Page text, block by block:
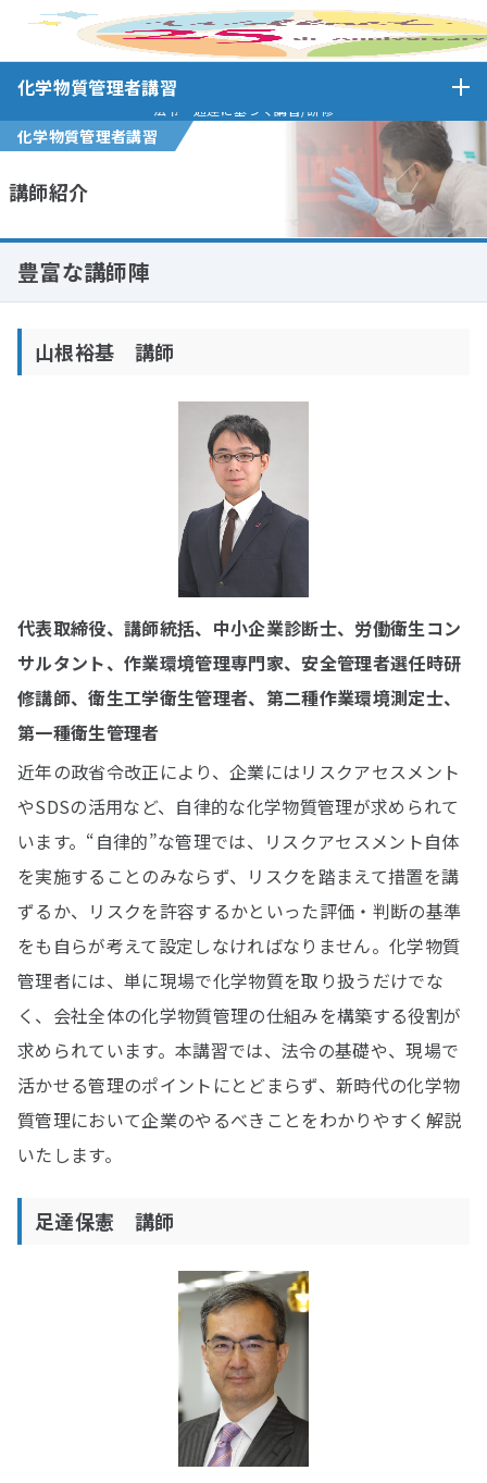
ホーム 化学物質管理者講習
化学物質管理者講習
法令・通達に基づく講習/研修
化学物質管理者講習
講師紹介
豊富な講師陣
山根裕基 講師
代表取締役、講師統括、中小企業診断士、労働衛生コン
サルタント、作業環境管理専門家、安全管理者選任時研
修講師、衛生工学衛生管理者、第二種作業環境測定士、
第一種衛生管理者
近年の政省令改正により、企業にはリスクアセスメント
やSDSの活用など、自律的な化学物質管理が求められて
います。“自律的”な管理では、リスクアセスメント自体
を実施することのみならず、リスクを踏まえて措置を講
ずるか、リスクを許容するかといった評価・判断の基準
をも自らが考えて設定しなければなりません。化学物質
管理者には、単に現場で化学物質を取り扱うだけでな
く、会社全体の化学物質管理の仕組みを構築する役割が
求められています。本講習では、法令の基礎や、現場で
活かせる管理のポイントにとどまらず、新時代の化学物
質管理において企業のやるべきことをわかりやすく解説
いたします。
足達保憲 講師